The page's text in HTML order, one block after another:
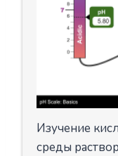
Изучение
среды